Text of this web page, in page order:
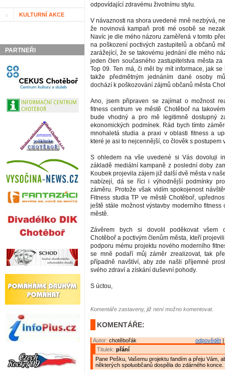
KULTURNÍ AKCE
PARTNEŘI
odpovídající zdravému životnímu stylu.
V návaznosti na shora uvedené mně nezbývá,
že novinová kampaň proti mé osobě se
Navíc je dle mého názoru zaměřená v tomto
na poškození poctivých zastupitelů a občanů
zarážející, že se takovému jednání dle mého
jeden člen současného zastupitelstva města za
Top 09. Ten má, či měl by mít informace, jak se
takže předmětným jednáním dané osoby
dochází k poškozování zájmů občanů města
Ano, jsem připraven se zajímat o možnost
fitness centrum ve městě Chotěboř na
bude vhodný a pro mě legitimně dostupný
ekonomických podmínek. Rád bych tímto
mnohaletá studia a praxi v oblasti fitness a
které je asi to nejcennější, co člověk s postupem
S ohledem na vše uvedené si Vás dovoluji
základě mediální kampaně z poslední doby
Koubek projevila zájem již další dvě města v
nabízejí, dá se říci i výhodnější podmínky
záměru. Protože však vidím spokojenost
Fitness studia TP ve městě Chotěboř,
ještě stále možnost výstavby moderního fitness
městě.
Závěrem bych si dovolil poděkovat všem
Chotěboř a poctivým členům města, kteří
podporu mému projektu nového moderního
se mně podaří můj záměr zrealizovat, tak
případně navštíví, aby zde našli příjemné
svého zdraví a získání duševní pohody.
S úctou,
Komentáře zastaveny, již není možno komentovat.
KOMENTÁŘE:
odpovědět
Autor: chotěbořák
Titulek: přání
Pane Pešku, Vašemu projektu fandím a přeju Vám,
některých spoluobčanů dospěla do zdárného konce.